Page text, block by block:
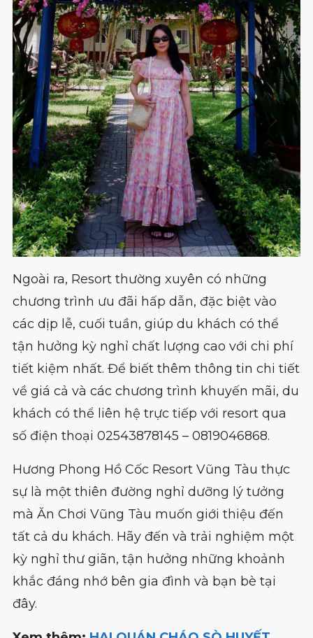
Ngoài ra, Resort thường xuyên có những
chương trình ưu đãi hấp dẫn, đặc biệt vào
các dịp lễ, cuối tuần, giúp du khách có thể
tận hưởng kỳ nghỉ chất lượng cao với chi phí
tiết kiệm nhất. Để biết thêm thông tin chi tiết
về giá cả và các chương trình khuyến mãi, du
khách có thể liên hệ trực tiếp với resort qua
số điện thoại 02543878145 – 0819046868.
Hương Phong Hồ Cốc Resort Vũng Tàu thực
sự là một thiên đường nghỉ dưỡng lý tưởng
mà Ăn Chơi Vũng Tàu muốn giới thiệu đến
tất cả du khách. Hãy đến và trải nghiệm một
kỳ nghỉ thư giãn, tận hưởng những khoảnh
khắc đáng nhớ bên gia đình và bạn bè tại
đây.